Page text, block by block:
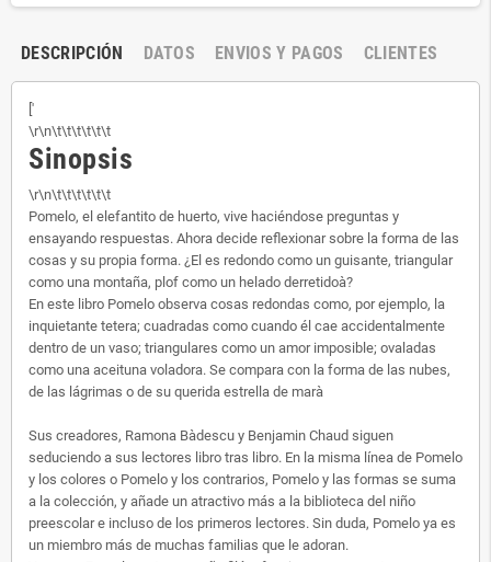
DESCRIPCIÓN DATOS ENVIOS Y PAGOS CLIENTES
['
\r\n\t\t\t\t\t\t
Sinopsis
\r\n\t\t\t\t\t\t
Pomelo, el elefantito de huerto, vive haciéndose preguntas y
ensayando respuestas. Ahora decide reflexionar sobre la forma de las
cosas y su propia forma. ¿El es redondo como un guisante, triangular
como una montaña, plof como un helado derretidoà?
En este libro Pomelo observa cosas redondas como, por ejemplo, la
inquietante tetera; cuadradas como cuando él cae accidentalmente
dentro de un vaso; triangulares como un amor imposible; ovaladas
como una aceituna voladora. Se compara con la forma de las nubes,
de las lágrimas o de su querida estrella de marà
Sus creadores, Ramona Bàdescu y Benjamin Chaud siguen
seduciendo a sus lectores libro tras libro. En la misma línea de Pomelo
y los colores o Pomelo y los contrarios, Pomelo y las formas se suma
a la colección, y añade un atractivo más a la biblioteca del niño
preescolar e incluso de los primeros lectores. Sin duda, Pomelo ya es
un miembro más de muchas familias que le adoran.